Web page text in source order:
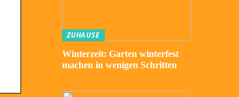
ZUHAUSE
Winterzeit: Garten winterfest
machen in wenigen Schritten